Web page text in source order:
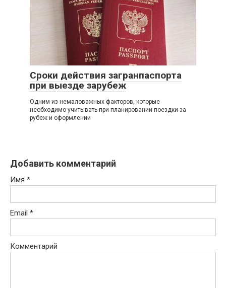
Сроки действия загранпаспорта
при выезде зарубеж
Одним из немаловажных факторов, которые
необходимо учитывать при планировании поездки за
рубеж и оформлении
Добавить комментарий
Имя *
Email *
Комментарий